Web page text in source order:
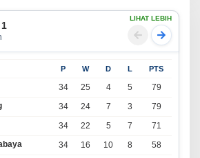
LIHAT LEBIH
P W D L PTS
34 25 4 5
79
34 24 7 3
79
34 22 5 7
71
34 16 10 8
58